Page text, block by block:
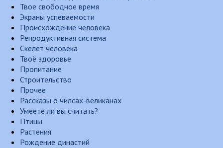
Твое свободное время
Экраны успеваемости
Происхождение человека
Репродуктивная система
Скелет человека
Твоё здоровье
Пропитание
Строительство
Прочее
Рассказы о чилсах-великанах
Умеете ли вы считать?
Птицы
Растения
Рождение династий